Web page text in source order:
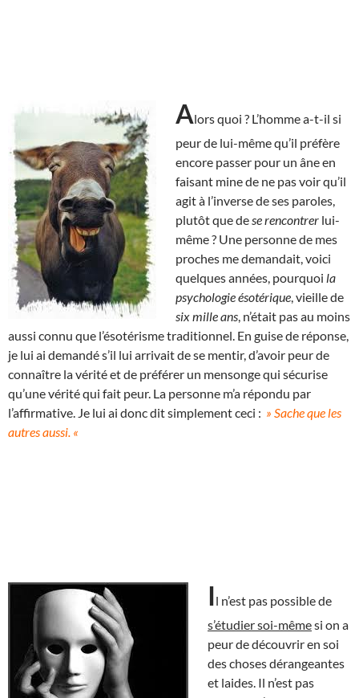
Alors quoi ? L’homme a-t-il si
peur de lui-même qu’il préfère
encore passer pour un âne en
faisant mine de ne pas voir qu’il
agit à l’inverse de ses paroles,
plutôt que de se rencontrer lui-
même ? Une personne de mes
proches me demandait, voici
quelques années, pourquoi la
psychologie ésotérique , vieille de
six mille ans , n’était pas au moins
aussi connu que l’ésotérisme traditionnel. En guise de réponse,
je lui ai demandé s’il lui arrivait de se mentir, d’avoir peur de
connaître la vérité et de préférer un mensonge qui sécurise
qu’une vérité qui fait peur. La personne m’a répondu par
l’affirmative. Je lui ai donc dit simplement ceci : » Sache que les
autres aussi. «
Il n’est pas possible de
s’étudier soi-mêmesi on a
peur de découvrir en soi
des choses dérangeantes
et laides. Il n’est pas